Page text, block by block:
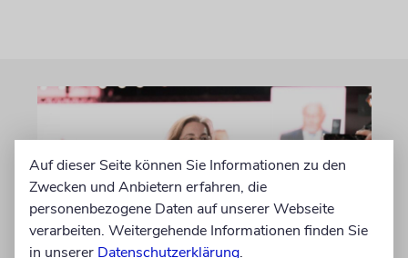
Auf dieser Seite können Sie Informationen zu den
Zwecken und Anbietern erfahren, die
personenbezogene Daten auf unserer Webseite
verarbeiten. Weitergehende Informationen finden Sie
in unserer Datenschutzerklärung.